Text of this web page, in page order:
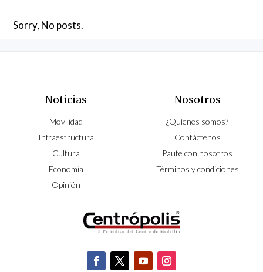
Sorry, No posts.
Noticias
Movilidad
Infraestructura
Cultura
Economía
Opinión
Nosotros
¿Quíenes somos?
Contáctenos
Paute con nosotros
Términos y condiciones